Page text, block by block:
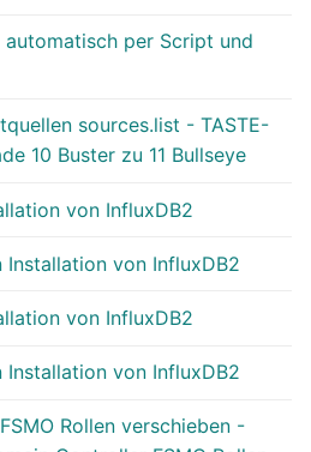
per Script und
sources.list - TASTE-
10 Buster zu 11 Bullseye
von InfluxDB2
Installation von InfluxDB2
von InfluxDB2
Installation von InfluxDB2
Rollen verschieben -